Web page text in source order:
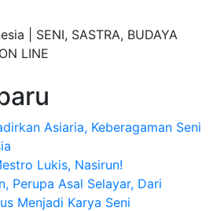
Asiaria, Keberagaman Seni
Lukis, Nasirun!
Perupa Asal Selayar, Dari
Menjadi Karya Seni